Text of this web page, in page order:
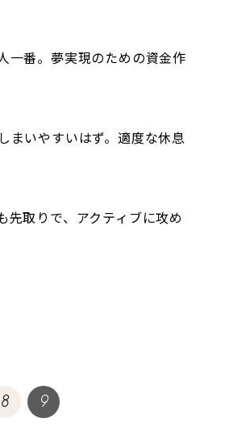
一番。夢実現のための資金作
まいやすいはず。適度な休息
取りで、アクティブに攻め
8 9